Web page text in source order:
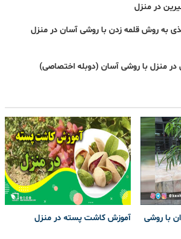
در منزل
به روش قلمه زدن با روشی آسان در منزل
منزل با روشی آسان (دوبله اختصاصی)
با روشی
آموزش کاشت پسته در منزل